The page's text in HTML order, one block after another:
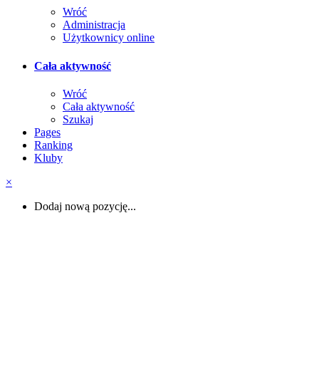
Wróć
Administracja
Użytkownicy online
Cała aktywność
Wróć
Cała aktywność
Szukaj
Pages
Ranking
Kluby
×
Dodaj nową pozycję...